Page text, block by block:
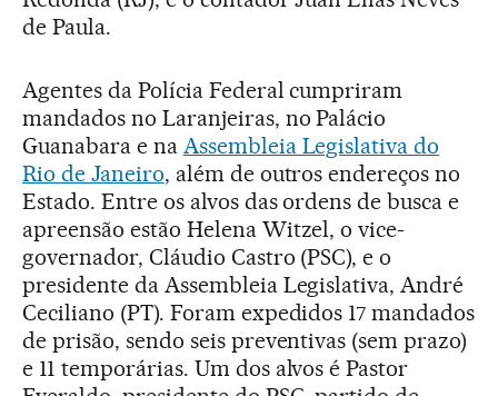
de Paula.
Agentes da Polícia Federal cumpriram
mandados no Laranjeiras, no Palácio
Guanabara e na Assembleia Legislativa do
Rio de Janeiro, além de outros endereços no
Estado. Entre os alvos das ordens de busca e
apreensão estão Helena Witzel, o vice-
governador, Cláudio Castro (PSC), e o
presidente da Assembleia Legislativa, André
Ceciliano (PT). Foram expedidos 17 mandados
de prisão, sendo seis preventivas (sem prazo)
e 11 temporárias. Um dos alvos é Pastor